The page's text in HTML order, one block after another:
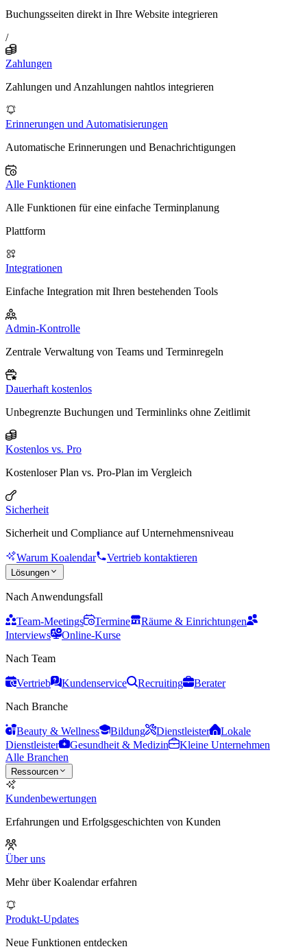
Buchungsseiten direkt in Ihre Website integrieren
/
Zahlungen
Zahlungen und Anzahlungen nahtlos integrieren
Erinnerungen und Automatisierungen
Automatische Erinnerungen und Benachrichtigungen
Alle Funktionen
Alle Funktionen für eine einfache Terminplanung
Plattform
Integrationen
Einfache Integration mit Ihren bestehenden Tools
Admin-Kontrolle
Zentrale Verwaltung von Teams und Terminregeln
Dauerhaft kostenlos
Unbegrenzte Buchungen und Terminlinks ohne Zeitlimit
Kostenlos vs. Pro
Kostenloser Plan vs. Pro-Plan im Vergleich
Sicherheit
Sicherheit und Compliance auf Unternehmensniveau
Warum Koalendar Vertrieb kontaktieren
Lösungen
Nach Anwendungsfall
Team-Meetings Termine
Räume & Einrichtungen
Interviews
Online-Kurse
Nach Team
Vertrieb Kundenservice Recruiting
Berater
Nach Branche
Beauty & Wellness Bildung Dienstleister
Lokale
Dienstleister
Gesundheit & Medizin
Kleine Unternehmen
Alle Branchen
Ressourcen
Kundenbewertungen
Erfahrungen und Erfolgsgeschichten von Kunden
Über uns
Mehr über Koalendar erfahren
Produkt-Updates
Neue Funktionen entdecken